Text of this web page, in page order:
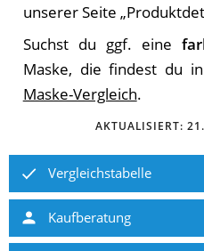
unserer Seite
Suchst du ggf. eine
Maske, die findest du
Maske-Vergleich.
AKTUALISIERT:
Vergleichstabelle
Kaufberatung